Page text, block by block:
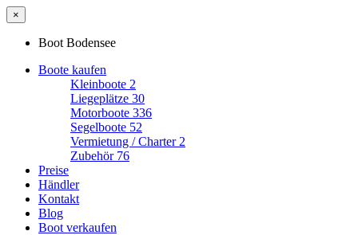
×
Boot Bodensee
Boote kaufen
Kleinboote 2
Liegeplätze 30
Motorboote 336
Segelboote 52
Vermietung / Charter 2
Zubehör 76
Preise
Händler
Kontakt
Blog
Boot verkaufen